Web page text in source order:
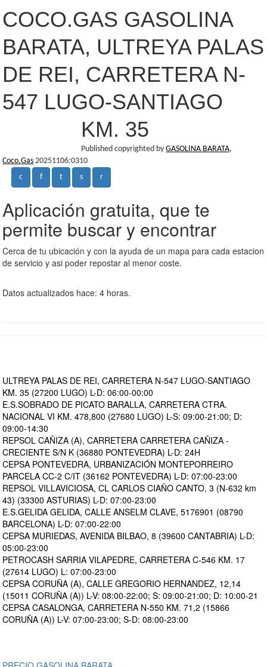
COCO.GAS GASOLINA
BARATA, ULTREYA PALAS
DE REI, CARRETERA N-
547 LUGO-SANTIAGO
KM. 35
Published copyrighted byGASOLINA BARATA,
Coco.Gas 20251106:0310
c
f t s r
Aplicación gratuita, que te
permite buscar y encontrar
Cerca de tu ubicación y con la ayuda de un mapa para cada estacion
de servicio y asi poder repostar al menor coste.
Datos actualizados hace: 4 horas.
ULTREYA PALAS DE REI, CARRETERA N-547 LUGO-SANTIAGO
KM. 35 (27200 LUGO) L-D: 06:00-00:00
E.S.SOBRADO DE PICATO BARALLA, CARRETERA CTRA.
NACIONAL VI KM. 478,800 (27680 LUGO) L-S: 09:00-21:00; D:
09:00-14:30
REPSOL CAÑIZA (A), CARRETERA CARRETERA CAÑIZA -
CRECIENTE S/N K (36880 PONTEVEDRA) L-D: 24H
CEPSA PONTEVEDRA, URBANIZACIÓN MONTEPORREIRO
PARCELA CC-2 C/IT (36162 PONTEVEDRA) L-D: 07:00-23:00
REPSOL VILLAVICIOSA, CL CARLOS CIAÑO CANTO, 3 (N-632 km
43) (33300 ASTURIAS) L-D: 07:00-23:00
E.S.GELIDA GELIDA, CALLE ANSELM CLAVE, 5176901 (08790
BARCELONA) L-D: 07:00-22:00
CEPSA MURIEDAS, AVENIDA BILBAO, 8 (39600 CANTABRIA) L-D:
05:00-23:00
PETROCASH SARRIA VILAPEDRE, CARRETERA C-546 KM. 17
(27614 LUGO) L: 07:00-23:00
CEPSA CORUÑA (A), CALLE GREGORIO HERNANDEZ, 12,14
(15011 CORUÑA (A)) L-V: 08:00-22:00; S: 09:00-21:00; D: 10:00-21
CEPSA CASALONGA, CARRETERA N-550 KM. 71,2 (15866
CORUÑA (A)) L-V: 07:00-23:00; S-D: 08:00-23:00